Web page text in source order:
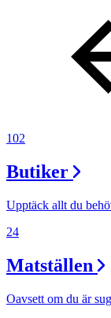
102
Butiker
Upptäck allt du
24
Matställen
Oavsett om du är